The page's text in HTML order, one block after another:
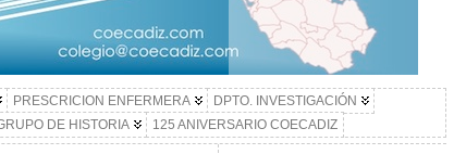
PRESCRICION ENFERMERA
DPTO. INVESTIGACIÓN
DE HISTORIA 125 ANIVERSARIO COECADIZ